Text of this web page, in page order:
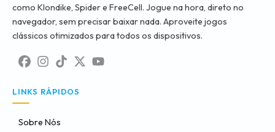
como Klondike, Spider e FreeCell. Jogue na hora, direto no
navegador, sem precisar baixar nada. Aproveite jogos
clássicos otimizados para todos os dispositivos.
LINKS RÁPIDOS
Sobre Nós